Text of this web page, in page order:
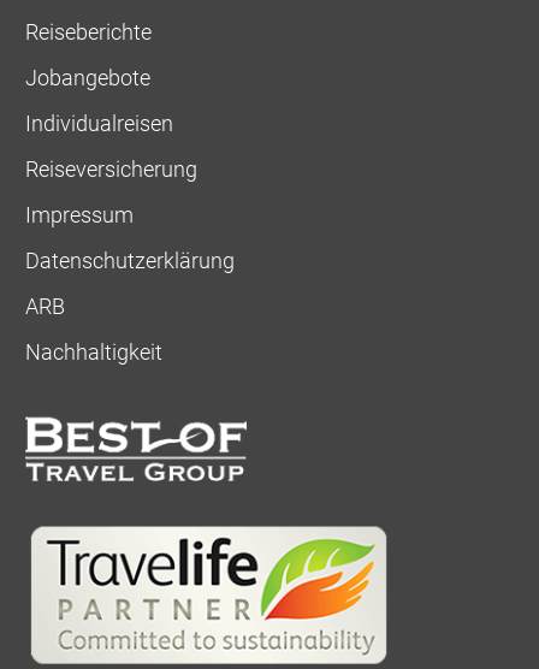
Reiseberichte
Jobangebote
Individualreisen
Reiseversicherung
Impressum
Datenschutzerklärung
ARB
Nachhaltigkeit